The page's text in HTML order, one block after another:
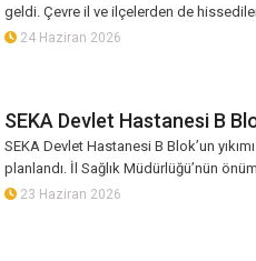
geldi. Çevre il ve ilçelerden de
24 Haziran 2026
SEKA Devlet Hastanesi B
SEKA Devlet Hastanesi B Blok’un
planlandı. İl Sağlık Müdürlüğü’nün
23 Haziran 2026